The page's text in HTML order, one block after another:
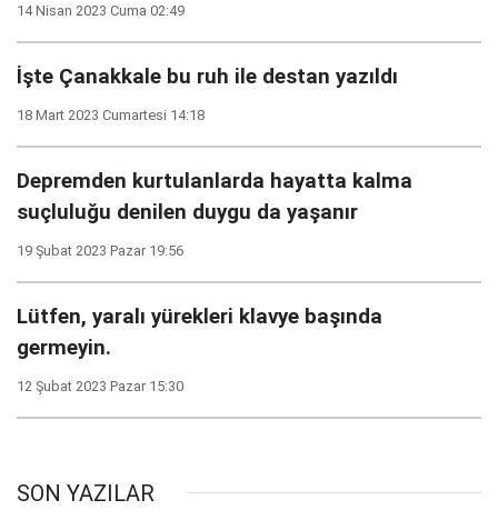
14 Nisan 2023 Cuma 02:49
İşte Çanakkale bu ruh ile destan yazıldı
18 Mart 2023 Cumartesi 14:18
Depremden kurtulanlarda hayatta kalma
suçluluğu denilen duygu da yaşanır
19 Şubat 2023 Pazar 19:56
Lütfen, yaralı yürekleri klavye başında
germeyin.
12 Şubat 2023 Pazar 15:30
SON YAZILAR